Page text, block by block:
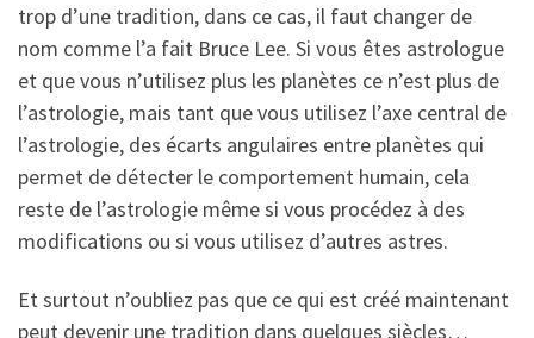
trop d’une tradition, dans ce cas, il faut changer de
nom comme l’a fait Bruce Lee. Si vous êtes astrologue
et que vous n’utilisez plus les planètes ce n’est plus de
l’astrologie, mais tant que vous utilisez l’axe central de
l’astrologie, des écarts angulaires entre planètes qui
permet de détecter le comportement humain, cela
reste de l’astrologie même si vous procédez à des
modifications ou si vous utilisez d’autres astres.
Et surtout n’oubliez pas que ce qui est créé maintenant
peut devenir une tradition dans quelques siècles…